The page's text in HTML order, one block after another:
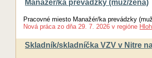
Manažér/ka prevádzky (muž/žena)
Pracovné miesto Manažér/ka prevádzky
Nová práca zo dňa 29. 7. 2026 v regióne
Skladník/skladníčka VZV v Nitre